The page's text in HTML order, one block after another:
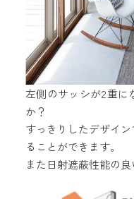
左側のサッシが2重に
か？
すっきりしたデザイ
ることができます。
また日射遮蔽性能の良